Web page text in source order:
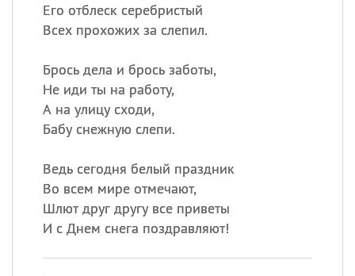
Его отблеск серебристый
Всех прохожих за слепил.
Брось дела и брось заботы,
Не иди ты на работу,
А на улицу сходи,
Бабу снежную слепи.
Ведь сегодня белый праздник
Во всем мире отмечают,
Шлют друг другу все приветы
И с Днем снега поздравляют!